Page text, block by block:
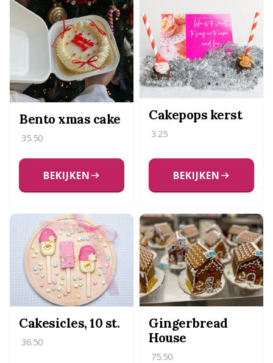
Bento xmas cake
35.50
BEKIJKEN
Cakepops kerst
3.25
BEKIJKEN
Cakesicles, 10 st.
36.50
Gingerbread
House
75.50